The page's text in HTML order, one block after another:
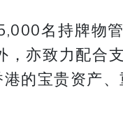
名持牌物
亦致力配合
的宝贵资产、